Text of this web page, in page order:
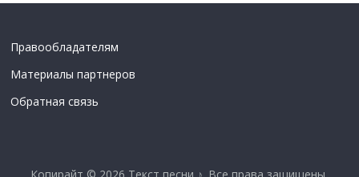
Правообладателям
Материалы партнеров
Обратная связь